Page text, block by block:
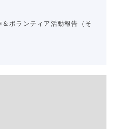
ボランティア活動報告（そ